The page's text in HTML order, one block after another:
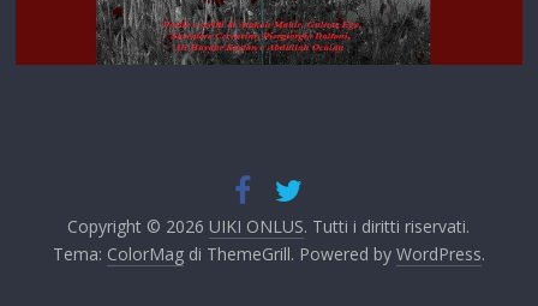
Copyright © 2026 UIKI ONLUS. Tutti i diritti riservati.
Tema: ColorMagdi ThemeGrill. Powered by WordPress.